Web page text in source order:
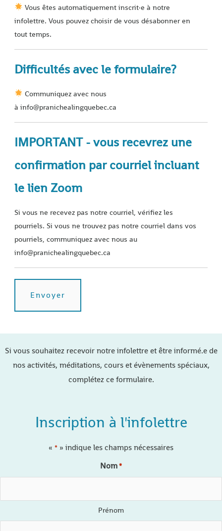
Vous êtes automatiquement inscrit·e à notre
infolettre. Vous pouvez choisir de vous désabonner en
tout temps.
Difficultés avec le formulaire?
Communiquez avec nous
à info@pranichealingquebec.ca
IMPORTANT - vous recevrez une
confirmation par courriel incluant
le lien Zoom
Si vous ne recevez pas notre courriel, vérifiez les
pourriels. Si vous ne trouvez pas notre courriel dans vos
pourriels, communiquez avec nous au
info@pranichealingquebec.ca
Si vous souhaitez recevoir notre infolettre et être informé.e de
nos activités, méditations, cours et évènements spéciaux,
complétez ce formulaire.
Inscription à l'infolettre
« * » indique les champs nécessaires
Nom*
Prénom